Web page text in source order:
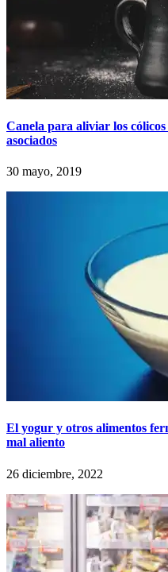
Canela para aliviar los
asociados
30 mayo, 2019
El yogur y otros alimentos
mal aliento
26 diciembre, 2022